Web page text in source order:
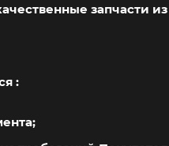
запчасти
: